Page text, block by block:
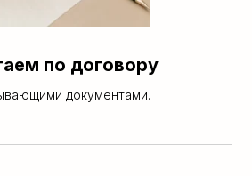
по договору
документами.